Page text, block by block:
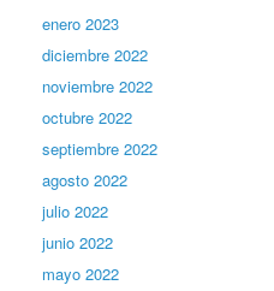
enero 2023
diciembre 2022
noviembre 2022
octubre 2022
septiembre 2022
agosto 2022
julio 2022
junio 2022
mayo 2022